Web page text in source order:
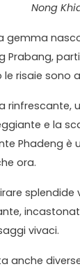
Nong
gemma
Prabang,
risaie sono
rinfrescante,
e la
Phadeng è
ora.
splendide
vivaci.
anche